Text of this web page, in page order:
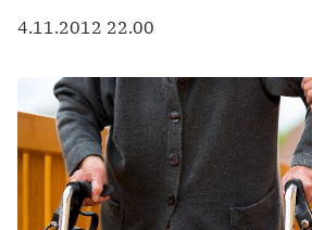
4.11.2012 22.00